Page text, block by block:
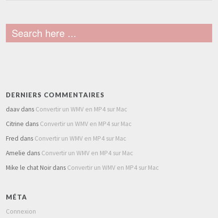
DERNIERS COMMENTAIRES
daav dans Convertir un WMV en MP4 sur Mac
Citrine dans Convertir un WMV en MP4 sur Mac
Fred dans Convertir un WMV en MP4 sur Mac
Amelie dans Convertir un WMV en MP4 sur Mac
Mike le chat Noirdans Convertir un WMV en MP4 sur Mac
MÉTA
Connexion